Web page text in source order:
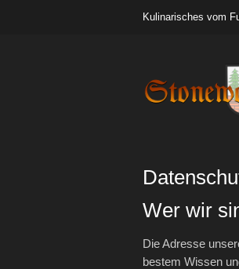
Kulinarisches vom
Wer wir
Die Adresse
bestem Wissen